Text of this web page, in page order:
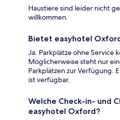
Haustiere sind leider nicht
willkommen.
Bietet easyhotel
Ja. Parkplätze ohne Service
Möglicherweise steht nur
Parkplätzen zur Verfügung.
ist verfügbar.
Welche Check-in- und
easyhotel Oxford?